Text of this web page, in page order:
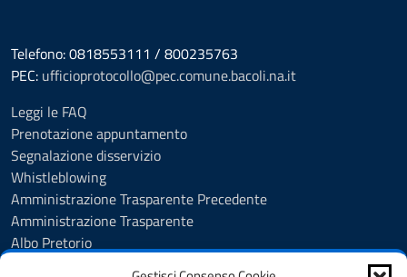
Telefono: 0818553111 / 800235763
PEC: ufficioprotocollo@pec.comune.bacoli.na.it
Leggi le FAQ
Prenotazione appuntamento
Segnalazione disservizio
Whistleblowing
Amministrazione Trasparente Precedente
Amministrazione Trasparente
Albo Pretorio